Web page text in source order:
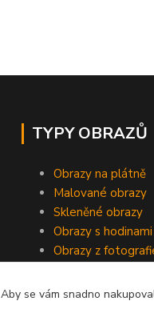
TYPY OBRAZŮ
Obrazy na plátně
Malované obrazy
Skleněné obrazy
Obrazy s hodinami
Obrazy z
Aby se vám snadno